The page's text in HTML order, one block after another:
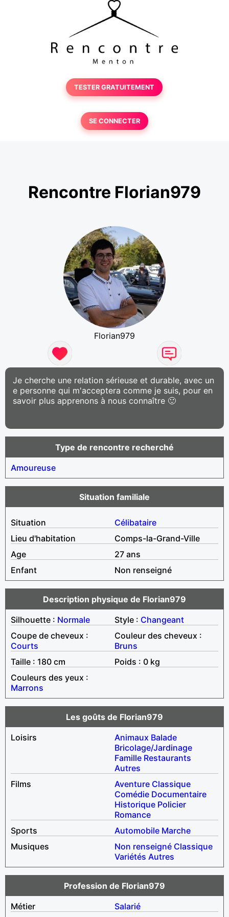
TESTER GRATUITEMENT
SE CONNECTER
Rencontre Florian979
Florian979
Je cherche une relation sérieuse et durable, avec un
e personne qui m'acceptera comme je suis, pour en
savoir plus apprenons à nous connaître 🙂
Type de rencontre recherché
Amoureuse
Situation familiale
Situation
Célibataire
Lieu d'habitation
Comps-la-Grand-Ville
Age
27 ans
Enfant
Non renseigné
Description physique de Florian979
Silhouette : Normale Style : Changeant
Coupe de cheveux :
Courts
Couleur des cheveux :
Bruns
Taille : 180 cm
Poids : 0 kg
Couleurs des yeux :
Marrons
Les goûts de Florian979
Loisirs
Animaux Balade
Bricolage/Jardinage
Famille Restaurants
Autres
Films
Aventure Classique
Comédie Documentaire
Historique Policier
Romance
Sports
Automobile Marche
Musiques
Non renseigné Classique
Variétés Autres
Profession de Florian979
Métier
Salarié